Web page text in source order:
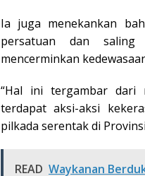
Ia juga menekankan
persatuan dan saling
mencerminkan
“Hal ini tergambar dari
terdapat aksi-aksi
pilkada serentak di
READ Waykanan